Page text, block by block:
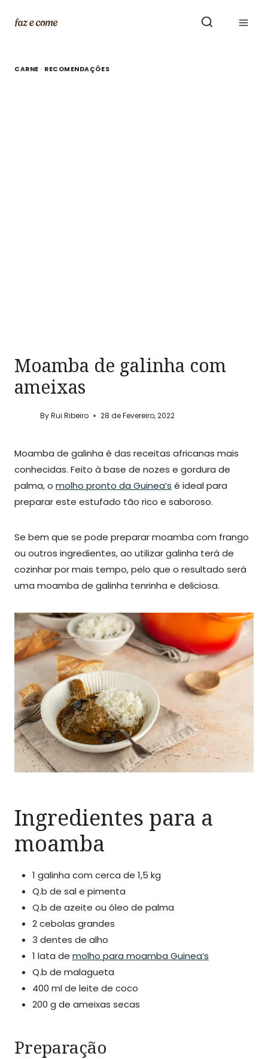
CARNE · RECOMENDAÇÕES
Moamba de galinha com
ameixas
ByRui Ribeiro 28 de Fevereiro, 2022
Moamba de galinha é das receitas africanas mais
conhecidas. Feito à base de nozes e gordura de
palma, o molho pronto da Guinea’s é ideal para
preparar este estufado tão rico e saboroso.
Se bem que se pode preparar moamba com frango
ou outros ingredientes, ao utilizar galinha terá de
cozinhar por mais tempo, pelo que o resultado será
uma moamba de galinha tenrinha e deliciosa.
Ingredientes para a
moamba
1 galinha com cerca de 1,5 kg
Q.b de sal e pimenta
Q.b de azeite ou óleo de palma
2 cebolas grandes
3 dentes de alho
1 lata de molho para moamba Guinea’s
Q.b de malagueta
400 ml de leite de coco
200 g de ameixas secas
Preparação